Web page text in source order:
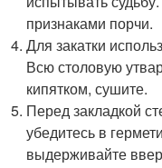
признаками порчи.
Для закатки
Всю столовую
кипятком, сушите.
Перед закладкой
убедитесь в
выдерживайте